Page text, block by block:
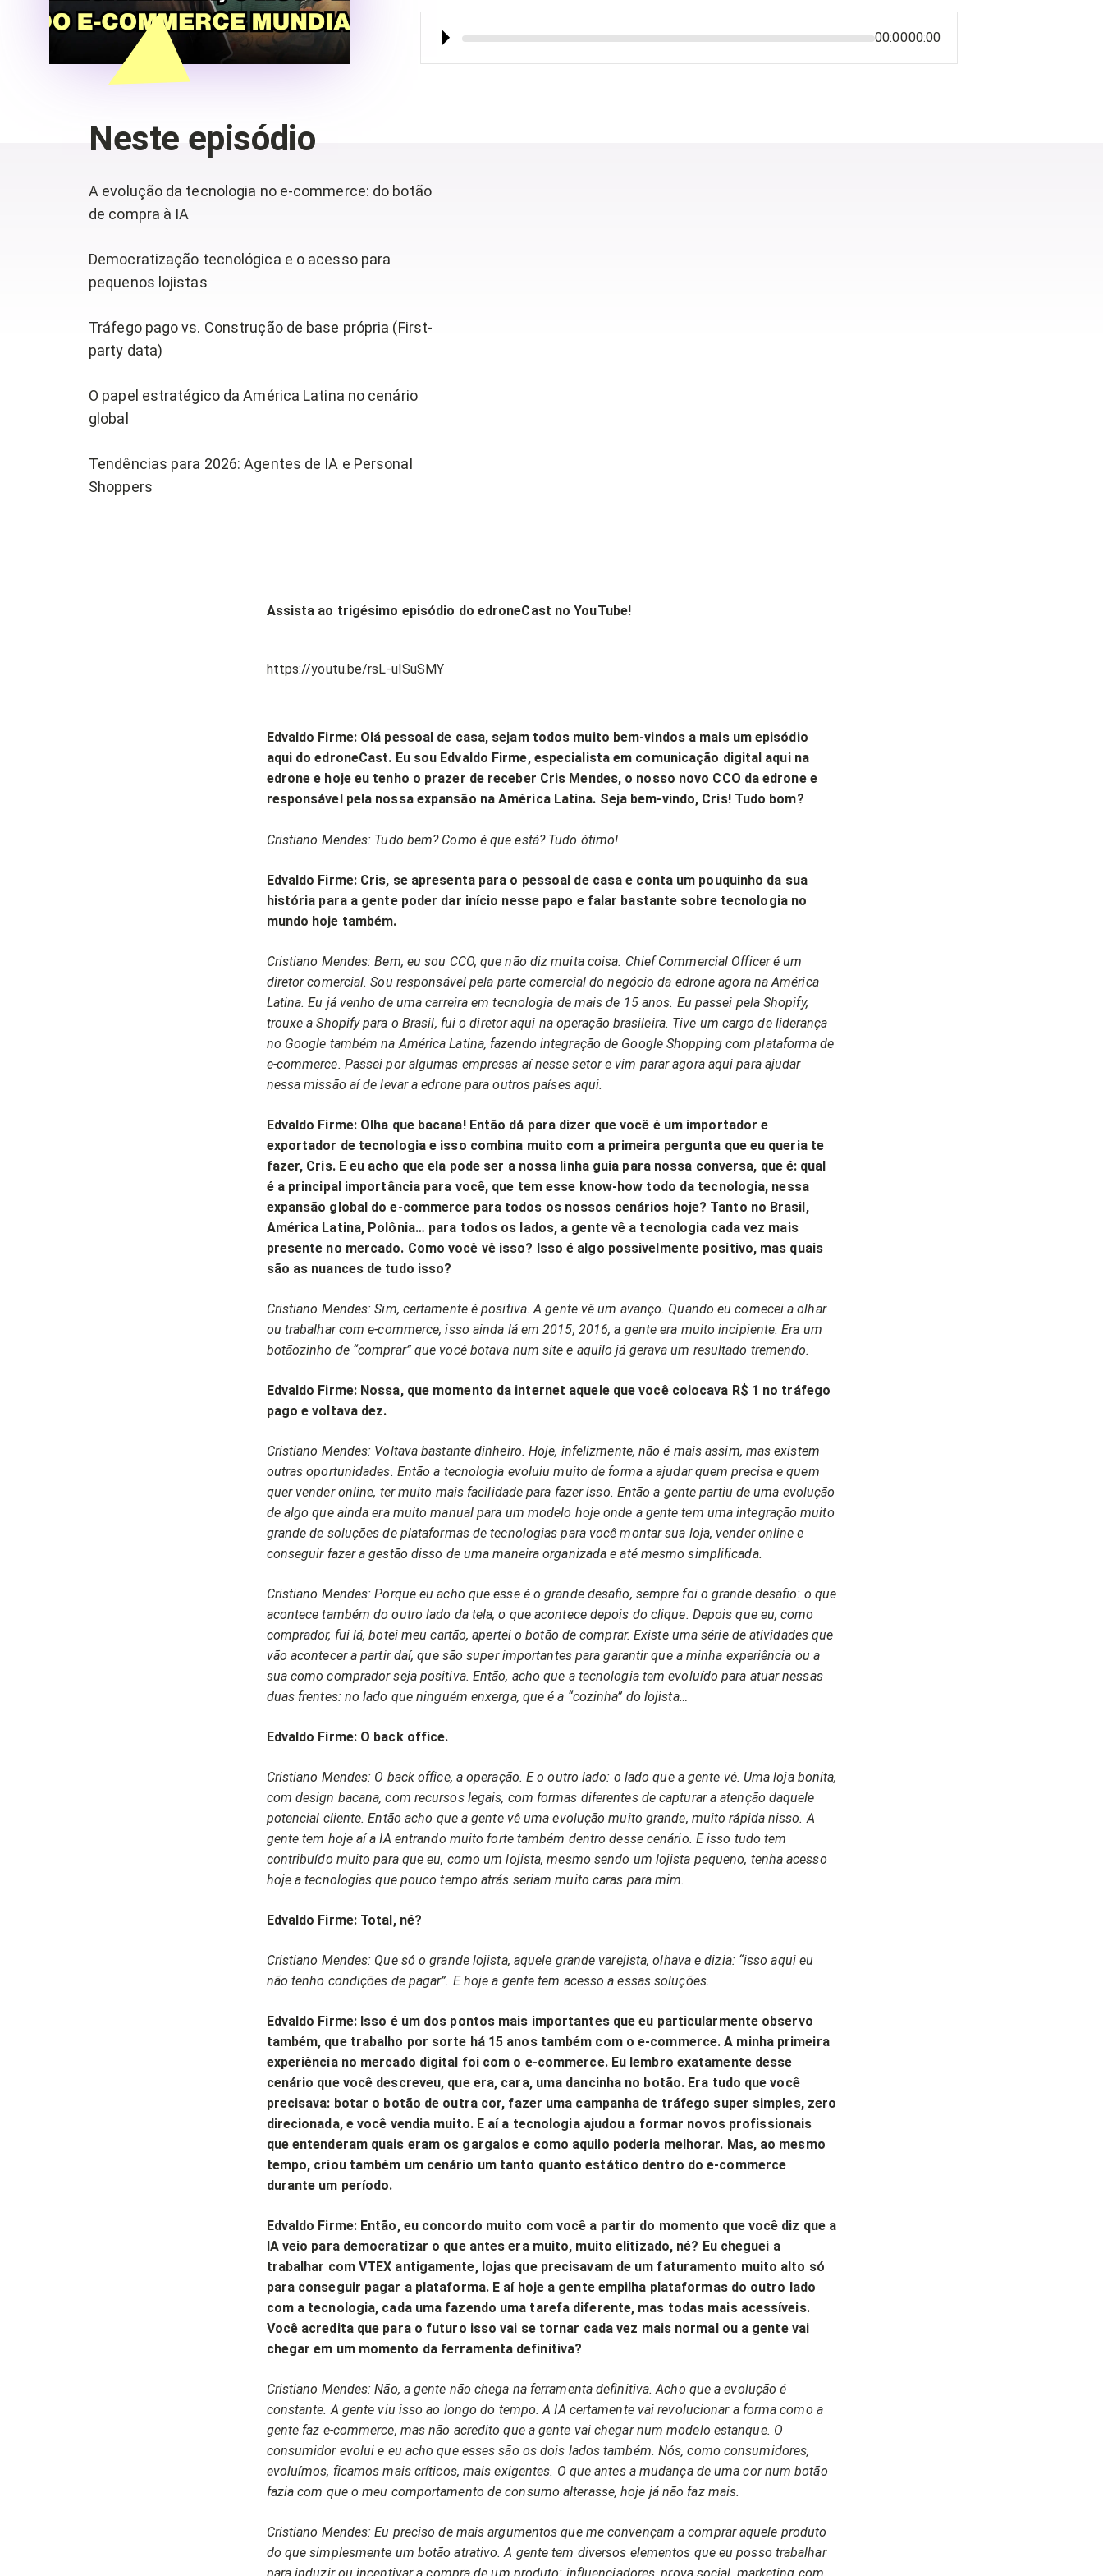
⏵︎ 00:0000:00
Neste episódio
A evolução da tecnologia no e-commerce: do botão
de compra à IA
Democratização tecnológica e o acesso para
pequenos lojistas
Tráfego pago vs. Construção de base própria (First-
party data)
O papel estratégico da América Latina no cenário
global
Tendências para 2026: Agentes de IA e Personal
Shoppers
Assista ao trigésimo episódio do edroneCast no YouTube!
https://youtu.be/rsL-uISuSMY
Edvaldo Firme: Olá pessoal de casa, sejam todos muito bem-vindos a mais um episódio
aqui do edroneCast. Eu sou Edvaldo Firme, especialista em comunicação digital aqui na
edrone e hoje eu tenho o prazer de receber Cris Mendes, o nosso novo CCO da edrone e
responsável pela nossa expansão na América Latina. Seja bem-vindo, Cris! Tudo bom?
Cristiano Mendes: Tudo bem? Como é que está? Tudo ótimo!
Edvaldo Firme: Cris, se apresenta para o pessoal de casa e conta um pouquinho da sua
história para a gente poder dar início nesse papo e falar bastante sobre tecnologia no
mundo hoje também.
Cristiano Mendes: Bem, eu sou CCO, que não diz muita coisa. Chief Commercial Officer é um
diretor comercial. Sou responsável pela parte comercial do negócio da edrone agora na América
Latina. Eu já venho de uma carreira em tecnologia de mais de 15 anos. Eu passei pela Shopify,
trouxe a Shopify para o Brasil, fui o diretor aqui na operação brasileira. Tive um cargo de liderança
no Google também na América Latina, fazendo integração de Google Shopping com plataforma de
e-commerce. Passei por algumas empresas aí nesse setor e vim parar agora aqui para ajudar
nessa missão aí de levar a edrone para outros países aqui.
Edvaldo Firme: Olha que bacana! Então dá para dizer que você é um importador e
exportador de tecnologia e isso combina muito com a primeira pergunta que eu queria te
fazer, Cris. E eu acho que ela pode ser a nossa linha guia para nossa conversa, que é: qual
é a principal importância para você, que tem esse know-how todo da tecnologia, nessa
expansão global do e-commerce para todos os nossos cenários hoje? Tanto no Brasil,
América Latina, Polônia… para todos os lados, a gente vê a tecnologia cada vez mais
presente no mercado. Como você vê isso? Isso é algo possivelmente positivo, mas quais
são as nuances de tudo isso?
Cristiano Mendes: Sim, certamente é positiva. A gente vê um avanço. Quando eu comecei a olhar
ou trabalhar com e-commerce, isso ainda lá em 2015, 2016, a gente era muito incipiente. Era um
botãozinho de “comprar” que você botava num site e aquilo já gerava um resultado tremendo.
Edvaldo Firme: Nossa, que momento da internet aquele que você colocava R$ 1 no tráfego
pago e voltava dez.
Cristiano Mendes: Voltava bastante dinheiro. Hoje, infelizmente, não é mais assim, mas existem
outras oportunidades. Então a tecnologia evoluiu muito de forma a ajudar quem precisa e quem
quer vender online, ter muito mais facilidade para fazer isso. Então a gente partiu de uma evolução
de algo que ainda era muito manual para um modelo hoje onde a gente tem uma integração muito
grande de soluções de plataformas de tecnologias para você montar sua loja, vender online e
conseguir fazer a gestão disso de uma maneira organizada e até mesmo simplificada.
Cristiano Mendes: Porque eu acho que esse é o grande desafio, sempre foi o grande desafio: o que
acontece também do outro lado da tela, o que acontece depois do clique. Depois que eu, como
comprador, fui lá, botei meu cartão, apertei o botão de comprar. Existe uma série de atividades que
vão acontecer a partir daí, que são super importantes para garantir que a minha experiência ou a
sua como comprador seja positiva. Então, acho que a tecnologia tem evoluído para atuar nessas
duas frentes: no lado que ninguém enxerga, que é a “cozinha” do lojista…
Edvaldo Firme: O back office.
Cristiano Mendes: O back office, a operação. E o outro lado: o lado que a gente vê. Uma loja bonita,
com design bacana, com recursos legais, com formas diferentes de capturar a atenção daquele
potencial cliente. Então acho que a gente vê uma evolução muito grande, muito rápida nisso. A
gente tem hoje aí a IA entrando muito forte também dentro desse cenário. E isso tudo tem
contribuído muito para que eu, como um lojista, mesmo sendo um lojista pequeno, tenha acesso
hoje a tecnologias que pouco tempo atrás seriam muito caras para mim.
Edvaldo Firme: Total, né?
Cristiano Mendes: Que só o grande lojista, aquele grande varejista, olhava e dizia: “isso aqui eu
não tenho condições de pagar”. E hoje a gente tem acesso a essas soluções.
Edvaldo Firme: Isso é um dos pontos mais importantes que eu particularmente observo
também, que trabalho por sorte há 15 anos também com o e-commerce. A minha primeira
experiência no mercado digital foi com o e-commerce. Eu lembro exatamente desse
cenário que você descreveu, que era, cara, uma dancinha no botão. Era tudo que você
precisava: botar o botão de outra cor, fazer uma campanha de tráfego super simples, zero
direcionada, e você vendia muito. E aí a tecnologia ajudou a formar novos profissionais
que entenderam quais eram os gargalos e como aquilo poderia melhorar. Mas, ao mesmo
tempo, criou também um cenário um tanto quanto estático dentro do e-commerce
durante um período.
Edvaldo Firme: Então, eu concordo muito com você a partir do momento que você diz que a
IA veio para democratizar o que antes era muito, muito elitizado, né? Eu cheguei a
trabalhar com VTEX antigamente, lojas que precisavam de um faturamento muito alto só
para conseguir pagar a plataforma. E aí hoje a gente empilha plataformas do outro lado
com a tecnologia, cada uma fazendo uma tarefa diferente, mas todas mais acessíveis.
Você acredita que para o futuro isso vai se tornar cada vez mais normal ou a gente vai
chegar em um momento da ferramenta definitiva?
Cristiano Mendes: Não, a gente não chega na ferramenta definitiva. Acho que a evolução é
constante. A gente viu isso ao longo do tempo. A IA certamente vai revolucionar a forma como a
gente faz e-commerce, mas não acredito que a gente vai chegar num modelo estanque. O
consumidor evolui e eu acho que esses são os dois lados também. Nós, como consumidores,
evoluímos, ficamos mais críticos, mais exigentes. O que antes a mudança de uma cor num botão
fazia com que o meu comportamento de consumo alterasse, hoje já não faz mais.
Cristiano Mendes: Eu preciso de mais argumentos que me convençam a comprar aquele produto
do que simplesmente um botão atrativo. A gente tem diversos elementos que eu posso trabalhar
para induzir ou incentivar a compra de um produto: influenciadores, prova social, marketing com